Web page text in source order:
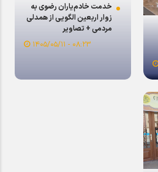
خدمت خادم‌یاران رضوی به
زوار اربعین الگویی از همدلی
مردمی + تصاویر
۰۸:۲۳ - ۱۴۰۵/۰۵/۱۱